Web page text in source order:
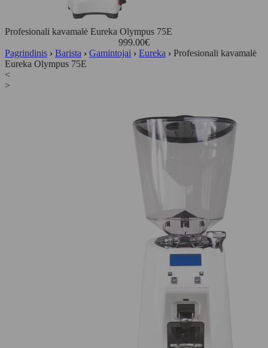
Profesionali kavamalė Eureka Olympus 75E
999.00€
Pagrindinis › Barista › Gamintojai › Eureka › Profesionali kavamalė
Eureka Olympus 75E
<
>